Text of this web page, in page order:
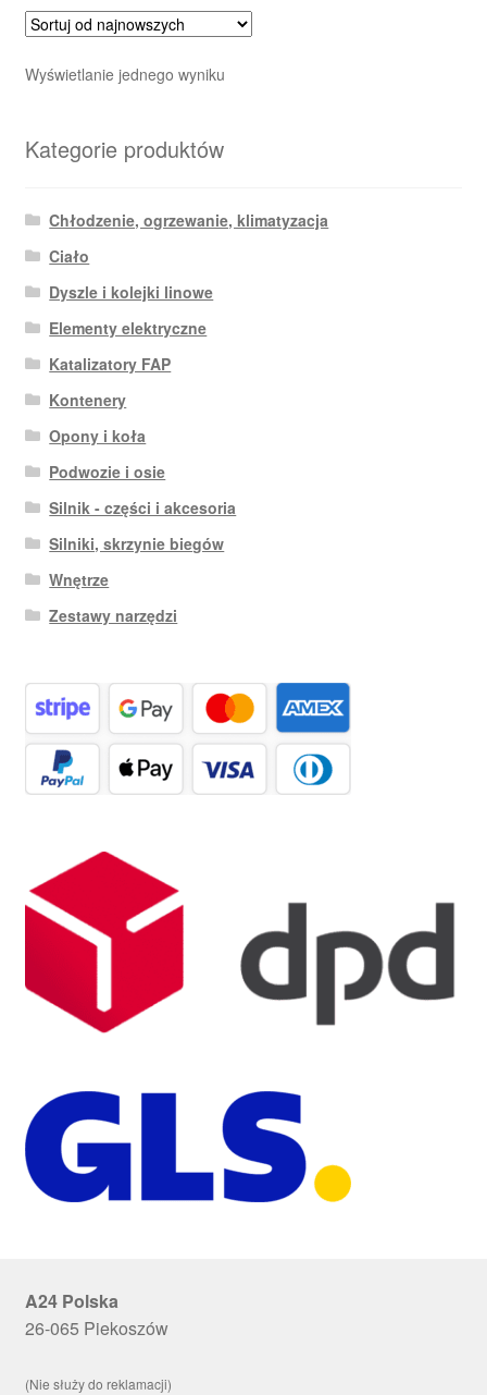
Wyświetlanie jednego wyniku
Kategorie produktów
Chłodzenie, ogrzewanie, klimatyzacja
Ciało
Dyszle i kolejki linowe
Elementy elektryczne
Katalizatory FAP
Kontenery
Opony i koła
Podwozie i osie
Silnik - części i akcesoria
Silniki, skrzynie biegów
Wnętrze
Zestawy narzędzi
A24 Polska
26-065 Piekoszów
(Nie służy do reklamacji)